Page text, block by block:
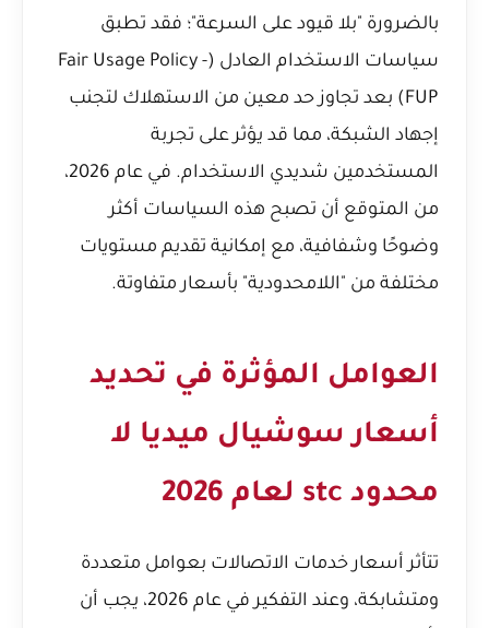
بالضرورة "بلا قيود على السرعة"؛ فقد تطبق
سياسات الاستخدام العادل (Fair Usage Policy -
FUP) بعد تجاوز حد معين من الاستهلاك لتجنب
إجهاد الشبكة، مما قد يؤثر على تجربة
المستخدمين شديدي الاستخدام. في عام 2026،
من المتوقع أن تصبح هذه السياسات أكثر
وضوحًا وشفافية، مع إمكانية تقديم مستويات
مختلفة من "اللامحدودية" بأسعار متفاوتة.
العوامل المؤثرة في تحديد
أسعار سوشيال ميديا لا
محدود stc لعام 2026
تتأثر أسعار خدمات الاتصالات بعوامل متعددة
ومتشابكة، وعند التفكير في عام 2026، يجب أن